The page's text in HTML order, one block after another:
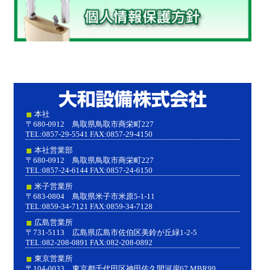
本社
〒680-0912 鳥取県鳥取市商栄町227
TEL:0857-29-5541 FAX:0857-29-4150
本社営業部
〒680-0912 鳥取県鳥取市商栄町227
TEL:0857-24-6144 FAX:0857-24-6150
米子営業所
〒683-0804 鳥取県米子市米原5-1-11
TEL:0859-34-7121 FAX:0859-34-7128
広島営業所
〒731-5113 広島県広島市佐伯区美鈴が丘緑1-2-5
TEL:082-208-0891 FAX:082-208-0892
東京営業所